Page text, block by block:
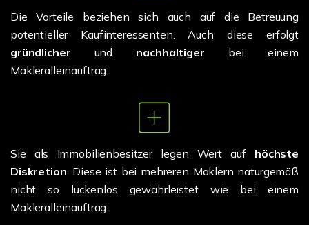
Die Vorteile beziehen sich auch auf die Betreuung
potentieller Kaufinteressenten. Auch diese erfolgt
gründlicher und nachhaltiger bei einem
Makleralleinauftrag.
Sie als Immobilienbesitzer legen Wert auf höchste
Diskretion . Diese ist bei mehreren Maklern naturgemäß
nicht so lückenlos gewährleistet wie bei einem
Makleralleinauftrag.